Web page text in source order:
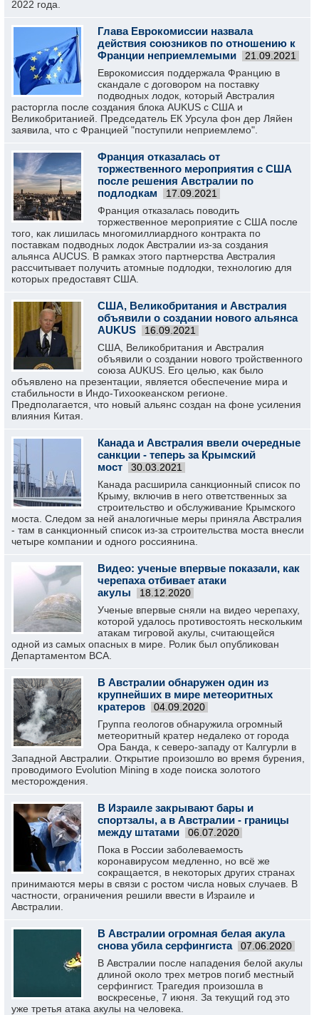
2022 года.
Глава Еврокомиссии назвала
действия союзников по отношению к
Франции неприемлемыми
21.09.2021
Еврокомиссия поддержала Францию в
скандале с договором на поставку
подводных лодок, который Австралия
расторгла после создания блока AUKUS с США и
Великобританией. Председатель ЕК Урсула фон дер Ляйен
заявила, что с Францией "поступили неприемлемо".
Франция отказалась от
торжественного мероприятия с США
после решения Австралии по
подлодкам
17.09.2021
Франция отказалась поводить
торжественное мероприятие с США после
того, как лишилась многомиллиардного контракта по
поставкам подводных лодок Австралии из-за создания
альянса AUCUS. В рамках этого партнерства Австралия
рассчитывает получить атомные подлодки, технологию для
которых предоставят США.
США, Великобритания и Австралия
объявили о создании нового альянса
AUKUS
16.09.2021
США, Великобритания и Австралия
объявили о создании нового тройственного
союза AUKUS. Его целью, как было
объявлено на презентации, является обеспечение мира и
стабильности в Индо-Тихоокеанском регионе.
Предполагается, что новый альянс создан на фоне усиления
влияния Китая.
Канада и Австралия ввели очередные
санкции - теперь за Крымский
мост
30.03.2021
Канада расширила санкционный список по
Крыму, включив в него ответственных за
строительство и обслуживание Крымского
моста. Следом за ней аналогичные меры приняла Австралия
- там в санкционный список из-за строительства моста внесли
четыре компании и одного россиянина.
Видео: ученые впервые показали, как
черепаха отбивает атаки
акулы
18.12.2020
Ученые впервые сняли на видео черепаху,
которой удалось противостоять нескольким
атакам тигровой акулы, считающейся
одной из самых опасных в мире. Ролик был опубликован
Департаментом BCA.
В Австралии обнаружен один из
крупнейших в мире метеоритных
кратеров
04.09.2020
Группа геологов обнаружила огромный
метеоритный кратер недалеко от города
Ора Банда, к северо-западу от Калгурли в
Западной Австралии. Открытие произошло во время бурения,
проводимого Evolution Mining в ходе поиска золотого
месторождения.
В Израиле закрывают бары и
спортзалы, а в Австралии - границы
между штатами
06.07.2020
Пока в России заболеваемость
коронавирусом медленно, но всё же
сокращается, в некоторых других странах
принимаются меры в связи с ростом числа новых случаев. В
частности, ограничения решили ввести в Израиле и
Австралии.
В Австралии огромная белая акула
снова убила серфингиста
07.06.2020
В Австралии после нападения белой акулы
длиной около трех метров погиб местный
серфингист. Трагедия произошла в
воскресенье, 7 июня. За текущий год это
уже третья атака акулы на человека.